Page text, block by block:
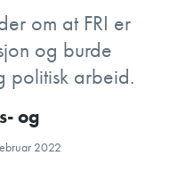
om at FRI er
og burde
politisk arbeid.
og
2022